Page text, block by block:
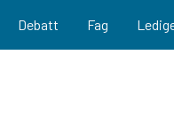
Debatt Fag